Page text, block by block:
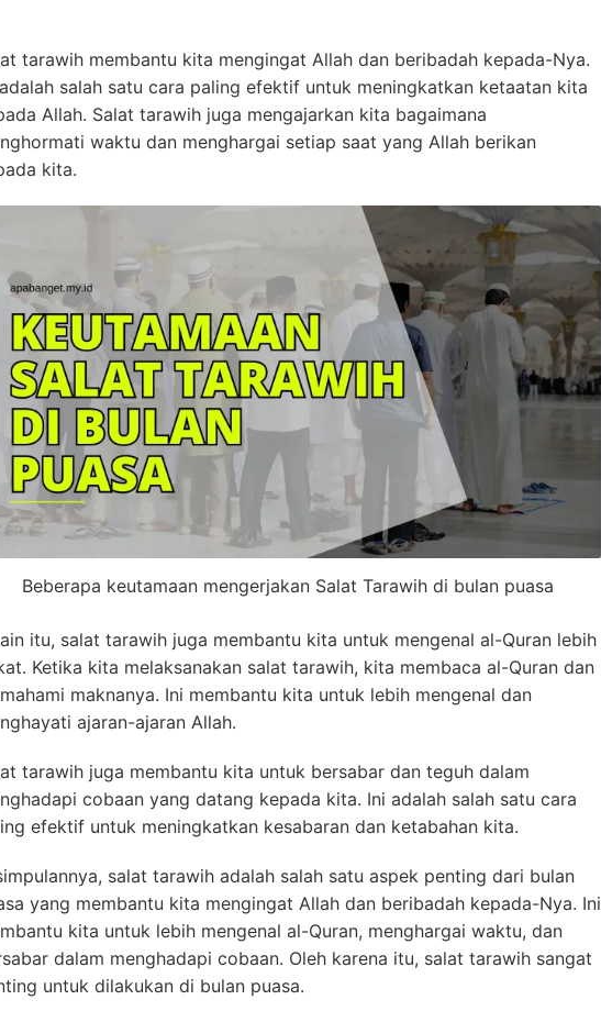
tarawih membantu kita mengingat Allah dan beribadah kepada-Nya.
salah satu cara paling efektif untuk meningkatkan ketaatan kita
Allah. Salat tarawih juga mengajarkan kita bagaimana
waktu dan menghargai setiap saat yang Allah berikan
kita.
Beberapa keutamaan mengerjakan Salat Tarawih di bulan puasa
itu, salat tarawih juga membantu kita untuk mengenal al-Quran lebih
Ketika kita melaksanakan salat tarawih, kita membaca al-Quran dan
maknanya. Ini membantu kita untuk lebih mengenal dan
ajaran-ajaran Allah.
tarawih juga membantu kita untuk bersabar dan teguh dalam
cobaan yang datang kepada kita. Ini adalah salah satu cara
efektif untuk meningkatkan kesabaran dan ketabahan kita.
salat tarawih adalah salah satu aspek penting dari bulan
yang membantu kita mengingat Allah dan beribadah kepada-Nya. Ini
kita untuk lebih mengenal al-Quran, menghargai waktu, dan
dalam menghadapi cobaan. Oleh karena itu, salat tarawih sangat
untuk dilakukan di bulan puasa.